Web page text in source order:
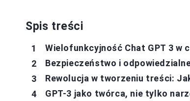
Spis treści
Wielofunkcyjność Chat GPT 3 w
Bezpieczeństwo i
Rewolucja w tworzeniu treści:
GPT-3 jako twórca, nie tylko